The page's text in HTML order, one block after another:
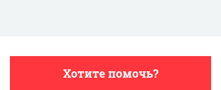
Хотите помочь?